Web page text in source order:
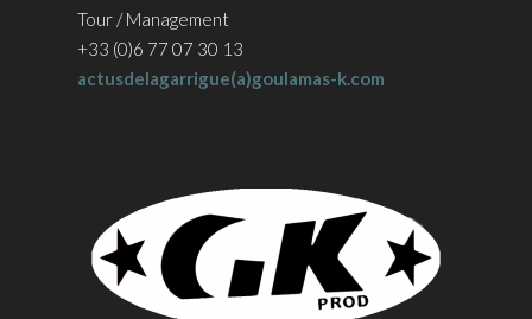
Tour / Management
+33 (0)6 77 07 30 13
actusdelagarrigue(a)goulamas-k.com